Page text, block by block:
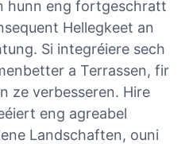
hunn eng fortgeschratt
Hellegkeet an
Si integréiere sech
a Terrassen, fir
ze verbesseren. Hire
eng agreabel
Landschaften, ouni